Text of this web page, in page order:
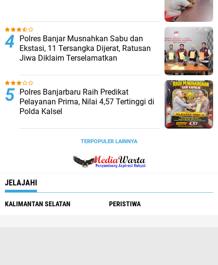
Polres Banjar Musnahkan Sabu dan
Ekstasi, 11 Tersangka Dijerat, Ratusan
Jiwa Diklaim Terselamatkan
Polres Banjarbaru Raih Predikat
Pelayanan Prima, Nilai 4,57 Tertinggi di
Polda Kalsel
TERPOPULER LAINNYA
JELAJAHI
KALIMANTAN SELATAN PERISTIWA